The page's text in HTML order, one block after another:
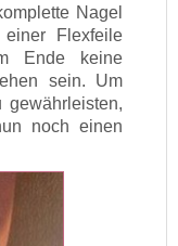
Nagel
Flexfeile
Ende keine
sein. Um
noch einen